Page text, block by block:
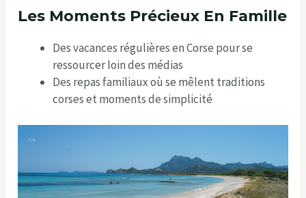
Les Moments Précieux En Famille
Des vacances régulières en Corse pour se
ressourcer loin des médias
Des repas familiaux où se mêlent traditions
corses et moments de simplicité